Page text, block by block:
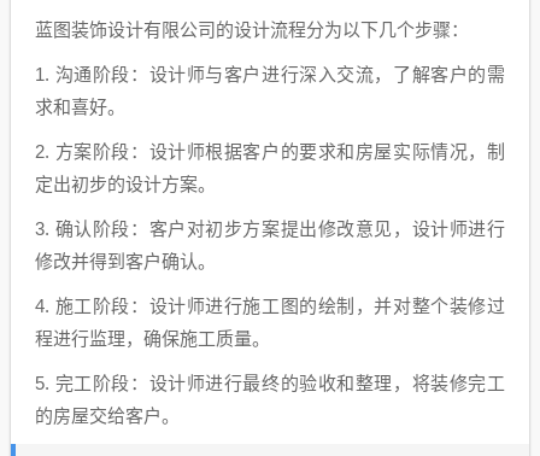
蓝图装饰设计有限公司的设计流程分为以下几个步骤：
1. 沟通阶段：设计师与客户进行深入交流，了解客户的需
求和喜好。
2. 方案阶段：设计师根据客户的要求和房屋实际情况，制
定出初步的设计方案。
3. 确认阶段：客户对初步方案提出修改意见，设计师进行
修改并得到客户确认。
4. 施工阶段：设计师进行施工图的绘制，并对整个装修过
程进行监理，确保施工质量。
5. 完工阶段：设计师进行最终的验收和整理，将装修完工
的房屋交给客户。